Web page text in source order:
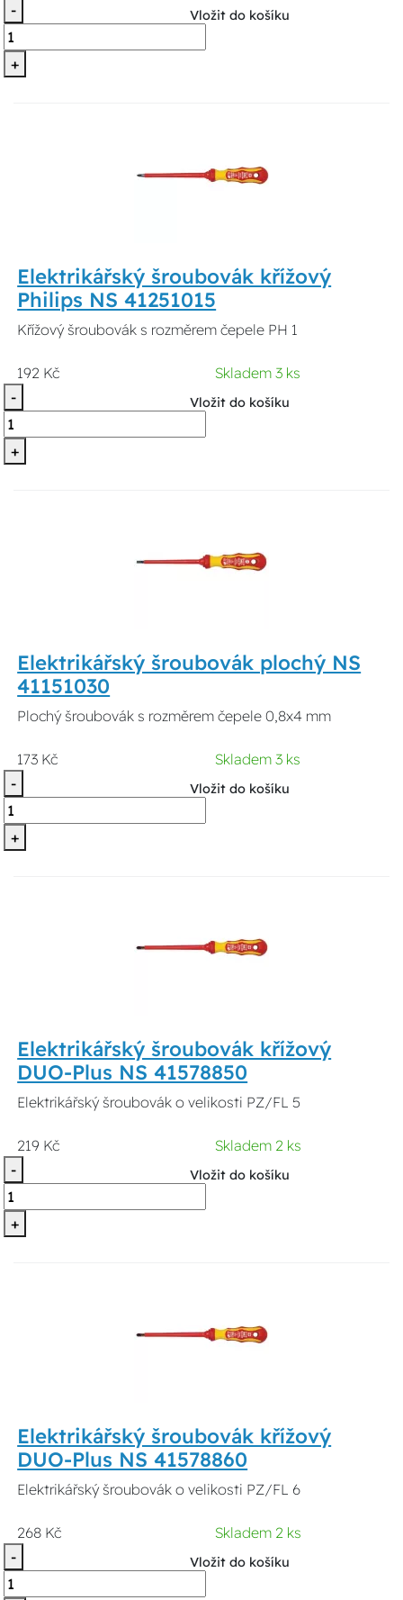
-
+
Vložit do košíku
Elektrikářský šroubovák křížový
Philips NS 41251015
Křížový šroubovák s rozměrem čepele PH 1
192 Kč
Skladem 3 ks
-
+
Vložit do košíku
Elektrikářský šroubovák plochý NS
41151030
Plochý šroubovák s rozměrem čepele 0,8x4 mm
173 Kč
Skladem 3 ks
-
+
Vložit do košíku
Elektrikářský šroubovák křížový
DUO-Plus NS 41578850
Elektrikářský šroubovák o velikosti PZ/FL 5
219 Kč
Skladem 2 ks
-
+
Vložit do košíku
Elektrikářský šroubovák křížový
DUO-Plus NS 41578860
Elektrikářský šroubovák o velikosti PZ/FL 6
268 Kč
Skladem 2 ks
-
Vložit do košíku